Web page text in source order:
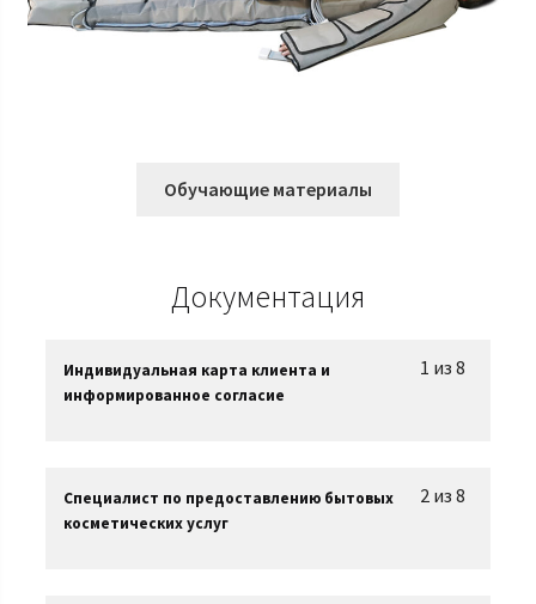
Обучающие материалы
Документация
1 из 8
Индивидуальная карта клиента и
информированное согласие
2 из 8
Специалист по предоставлению бытовых
косметических услуг